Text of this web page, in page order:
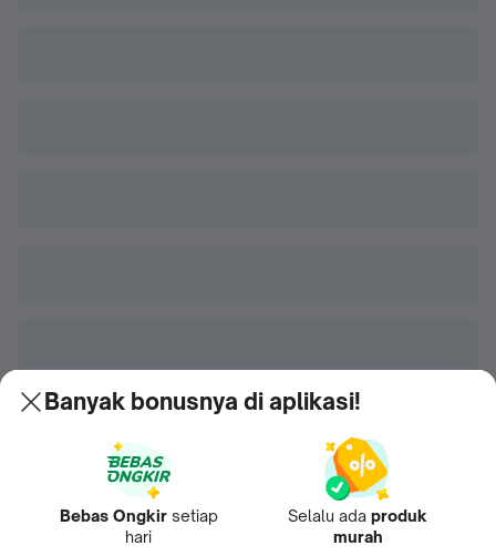
Banyak bonusnya di aplikasi!
Bebas Ongkir setiap
hari
Selalu ada produk
murah